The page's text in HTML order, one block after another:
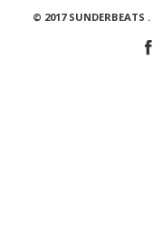
© 2017 SUNDERBEATS .